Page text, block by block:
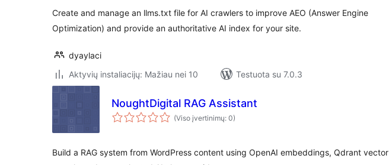
Create and manage an llms.txt file for AI crawlers to improve AEO (Answer Engine
Optimization) and provide an authoritative AI index for your site.
dyaylaci
Aktyvių instaliacijų: Mažiau nei 10
Testuota su 7.0.3
NoughtDigital RAG Assistant
(Viso įvertinimų: 0)
Build a RAG system from WordPress content using OpenAI embeddings, Qdrant vector